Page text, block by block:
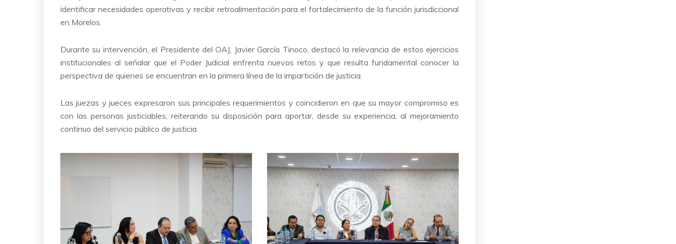
identificar necesidades operativas y recibir retroalimentación para el fortalecimiento de la función jurisdiccional
en Morelos.
Durante su intervención, el Presidente del OAJ, Javier García Tinoco, destacó la relevancia de estos ejercicios
institucionales al señalar que el Poder Judicial enfrenta nuevos retos y que resulta fundamental conocer la
perspectiva de quienes se encuentran en la primera línea de la impartición de justicia.
Las juezas y jueces expresaron sus principales requerimientos y coincidieron en que su mayor compromiso es
con las personas justiciables, reiterando su disposición para aportar, desde su experiencia, al mejoramiento
continuo del servicio público de justicia.